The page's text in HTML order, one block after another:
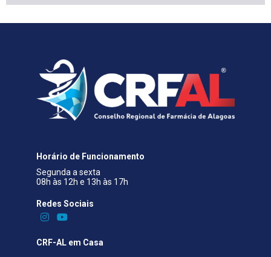
Horário de Funcionamento
Segunda a sexta
08h às 12h e 13h às 17h
Redes Sociais​
CRF-AL em Casa